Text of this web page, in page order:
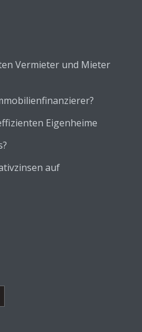
Vermieter und Mieter
Eigenheime
auf